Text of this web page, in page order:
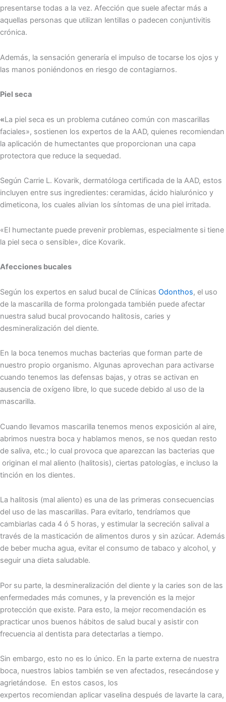
presentarse todas a la vez. Afección que suele afectar más a
aquellas personas que utilizan lentillas o padecen conjuntivitis
crónica.
Además, la sensación generaría el impulso de tocarse los ojos y
las manos poniéndonos en riesgo de contagiarnos.
Piel seca
«La piel seca es un problema cutáneo común con mascarillas
faciales», sostienen los expertos de la AAD, quienes recomiendan
la aplicación de humectantes que proporcionan una capa
protectora que reduce la sequedad.
Según Carrie L. Kovarik, dermatóloga certificada de la AAD, estos
incluyen entre sus ingredientes: ceramidas, ácido hialurónico y
dimeticona, los cuales alivian los síntomas de una piel irritada.
«El humectante puede prevenir problemas, especialmente si tiene
la piel seca o sensible», dice Kovarik.
Afecciones bucales
Según los expertos en salud bucal de Clínicas Odonthos, el uso
de la mascarilla de forma prolongada también puede afectar
nuestra salud bucal provocando halitosis, caries y
desmineralización del diente.
En la boca tenemos muchas bacterias que forman parte de
nuestro propio organismo. Algunas aprovechan para activarse
cuando tenemos las defensas bajas, y otras se activan en
ausencia de oxígeno libre, lo que sucede debido al uso de la
mascarilla.
Cuando llevamos mascarilla tenemos menos exposición al aire,
abrimos nuestra boca y hablamos menos, se nos quedan resto
de saliva, etc.; lo cual provoca que aparezcan las bacterias que
originan el mal aliento (halitosis), ciertas patologías, e incluso la
tinción en los dientes.
La halitosis (mal aliento) es una de las primeras consecuencias
del uso de las mascarillas. Para evitarlo, tendríamos que
cambiarlas cada 4 ó 5 horas, y estimular la secreción salival a
través de la masticación de alimentos duros y sin azúcar. Además
de beber mucha agua, evitar el consumo de tabaco y alcohol, y
seguir una dieta saludable.
Por su parte, la desmineralización del diente y la caries son de las
enfermedades más comunes, y la prevención es la mejor
protección que existe. Para esto, la mejor recomendación es
practicar unos buenos hábitos de salud bucal y asistir con
frecuencia al dentista para detectarlas a tiempo.
Sin embargo, esto no es lo único. En la parte externa de nuestra
boca, nuestros labios también se ven afectados, resecándose y
agrietándose. En estos casos, los
expertos recomiendan aplicar vaselina después de lavarte la cara,